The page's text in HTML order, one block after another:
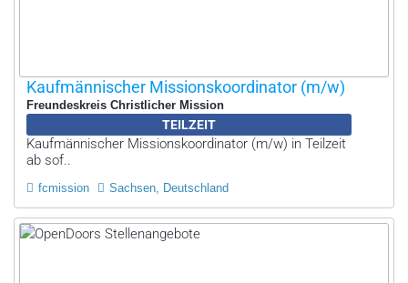
Kaufmännischer Missionskoordinator (m/w)
Freundeskreis Christlicher Mission
TEILZEIT
Kaufmännischer Missionskoordinator (m/w) in Teilzeit
ab sof..
fcmission Sachsen, Deutschland